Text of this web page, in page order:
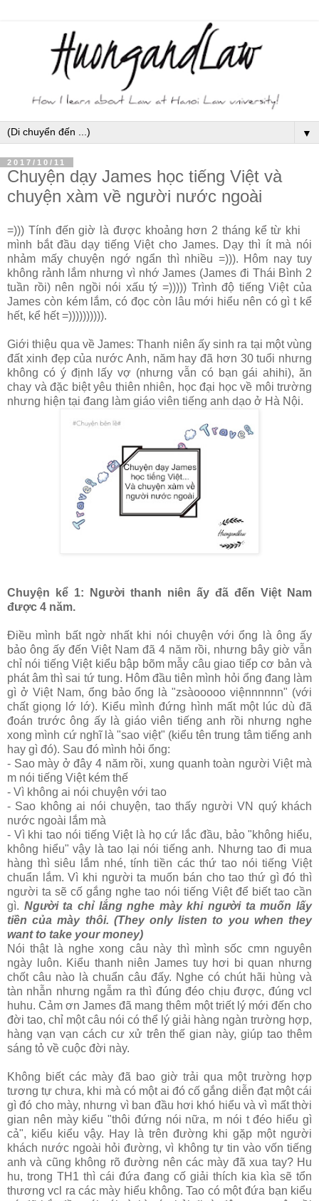
▼
2017/10/11
Chuyện dạy James học tiếng Việt và
chuyện xàm về người nước ngoài
=))) Tính đến giờ là được khoảng hơn 2 tháng kể từ khi
mình bắt đầu dạy tiếng Việt cho James. Dạy thì ít mà nói
nhảm mấy chuyện ngớ ngẩn thì nhiều =))). Hôm nay tuy
không rảnh lắm nhưng vì nhớ James (James đi Thái Bình 2
tuần rồi) nên ngồi nói xấu tý =))))) Trình độ tiếng Việt của
James còn kém lắm, có đọc còn lâu mới hiểu nên có gì t kể
hết, kể hết =)))))))))).
Giới thiệu qua về James: Thanh niên ấy sinh ra tại một vùng
đất xinh đẹp của nước Anh, năm hay đã hơn 30 tuổi nhưng
không có ý định lấy vợ (nhưng vẫn có bạn gái ahihi), ăn
chay và đặc biệt yêu thiên nhiên, học đại học về môi trường
nhưng hiện tại đang làm giáo viên tiếng anh dạo ở Hà Nội.
Chuyện kể 1: Người thanh niên ấy đã đến Việt Nam
được 4 năm.
Điều mình bất ngờ nhất khi nói chuyện với ổng là ông ấy
bảo ông ấy đến Việt Nam đã 4 năm rồi, nhưng bây giờ vẫn
chỉ nói tiếng Việt kiểu bập bõm mẫy câu giao tiếp cơ bản và
phát âm thì sai tứ tung. Hôm đầu tiên mình hỏi ổng đang làm
gì ở Việt Nam, ổng bảo ổng là "zsàooooo việnnnnnn" (với
chất giọng lớ lớ). Kiểu mình đứng hình mất một lúc dù đã
đoán trước ông ấy là giáo viên tiếng anh rồi nhưng nghe
xong mình cứ nghĩ là "sao việt" (kiểu tên trung tâm tiếng anh
hay gì đó). Sau đó mình hỏi ổng:
- Sao mày ở đây 4 năm rồi, xung quanh toàn người Việt mà
m nói tiếng Việt kém thế
- Vì không ai nói chuyện với tao
- Sao không ai nói chuyện, tao thấy người VN quý khách
nước ngoài lắm mà
- Vì khi tao nói tiếng Việt là họ cứ lắc đầu, bảo "không hiểu,
không hiểu" vậy là tao lại nói tiếng anh. Nhưng tao đi mua
hàng thì siêu lắm nhé, tính tiền các thứ tao nói tiếng Việt
chuẩn lắm. Vì khi người ta muốn bán cho tao thứ gì đó thì
người ta sẽ cố gắng nghe tao nói tiếng Việt để biết tao cần
gì. Người ta chỉ lắng nghe mày khi người ta muốn lấy
tiền của mày thôi. (They only listen to you when they
want to take your money)
Nói thật là nghe xong câu này thì mình sốc cmn nguyên
ngày luôn. Kiểu thanh niên James tuy hơi bi quan nhưng
chốt câu nào là chuẩn câu đấy. Nghe có chút hãi hùng và
tàn nhẫn nhưng ngẫm ra thì đúng đéo chịu được, đúng vcl
huhu. Cảm ơn James đã mang thêm một triết lý mới đến cho
đời tao, chỉ một câu nói có thể lý giải hàng ngàn trường hợp,
hàng vạn vạn cách cư xử trên thế gian này, giúp tao thêm
sáng tỏ về cuộc đời này.
Không biết các mày đã bao giờ trải qua một trường hợp
tương tự chưa, khi mà có một ai đó cố gắng diễn đạt một cái
gì đó cho mày, nhưng vì ban đầu hơi khó hiểu và vì mất thời
gian nên mày kiểu "thôi đứng nói nữa, m nói t đéo hiểu gì
cả", kiểu kiểu vậy. Hay là trên đường khi gặp một người
khách nước ngoài hỏi đường, vì không tự tin vào vốn tiếng
anh và cũng không rõ đường nên các mày đã xua tay? Hu
hu, trong TH1 thì cái đứa đang cố giải thích kia kìa sẽ tổn
thương vcl ra các mày hiểu không. Tao có một đứa bạn kiểu